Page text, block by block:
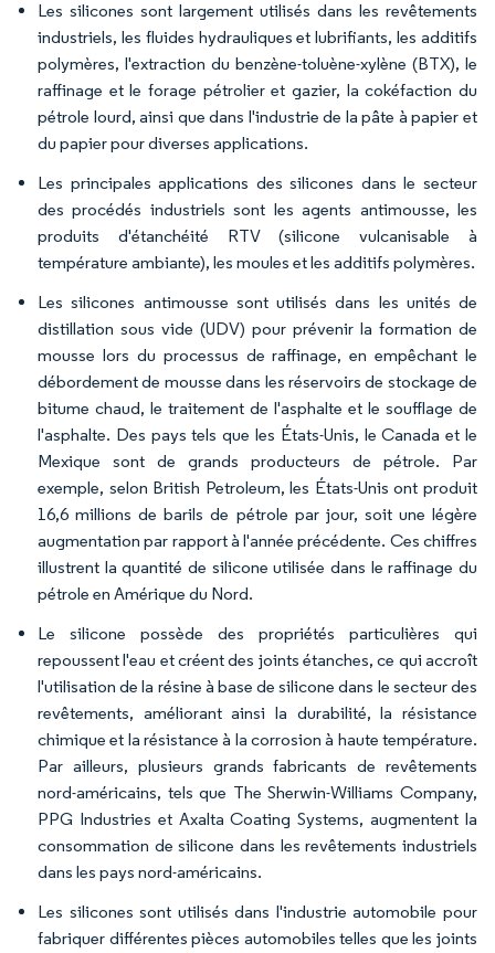
Les silicones sont largement utilisés dans les revêtements
industriels, les fluides hydrauliques et lubrifiants, les additifs
polymères, l'extraction du benzène-toluène-xylène (BTX), le
raffinage et le forage pétrolier et gazier, la cokéfaction du
pétrole lourd, ainsi que dans l'industrie de la pâte à papier et
du papier pour diverses applications.
Les principales applications des silicones dans le secteur
des procédés industriels sont les agents antimousse, les
produits d'étanchéité RTV (silicone vulcanisable à
température ambiante), les moules et les additifs polymères.
Les silicones antimousse sont utilisés dans les unités de
distillation sous vide (UDV) pour prévenir la formation de
mousse lors du processus de raffinage, en empêchant le
débordement de mousse dans les réservoirs de stockage de
bitume chaud, le traitement de l'asphalte et le soufflage de
l'asphalte. Des pays tels que les États-Unis, le Canada et le
Mexique sont de grands producteurs de pétrole. Par
exemple, selon British Petroleum, les États-Unis ont produit
16,6 millions de barils de pétrole par jour, soit une légère
augmentation par rapport à l'année précédente. Ces chiffres
illustrent la quantité de silicone utilisée dans le raffinage du
pétrole en Amérique du Nord.
Le silicone possède des propriétés particulières qui
repoussent l'eau et créent des joints étanches, ce qui accroît
l'utilisation de la résine à base de silicone dans le secteur des
revêtements, améliorant ainsi la durabilité, la résistance
chimique et la résistance à la corrosion à haute température.
Par ailleurs, plusieurs grands fabricants de revêtements
nord-américains, tels que The Sherwin-Williams Company,
PPG Industries et Axalta Coating Systems, augmentent la
consommation de silicone dans les revêtements industriels
dans les pays nord-américains.
Les silicones sont utilisés dans l'industrie automobile pour
fabriquer différentes pièces automobiles telles que les joints